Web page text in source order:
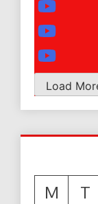
Load
M
T